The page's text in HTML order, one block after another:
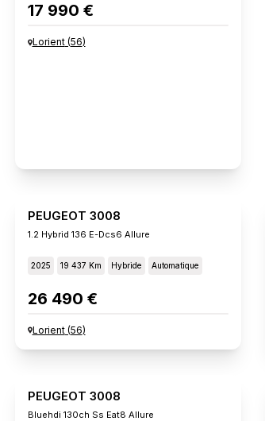
17 990 €
Lorient(56)
PEUGEOT 3008
1.2 Hybrid 136 E-Dcs6 Allure
2025 19 437 Km Hybride Automatique
26 490 €
Lorient(56)
PEUGEOT 3008
Bluehdi 130ch Ss Eat8 Allure